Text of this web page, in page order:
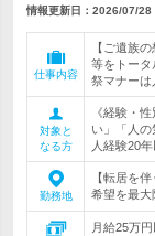
情報更新日：2026/07/28
仕事内容
【ご遺族
等をトー
祭マナーは
対象と
なる方
《経験・
い」「人
人経験20
勤務地
【転居を
希望を最
月給25万